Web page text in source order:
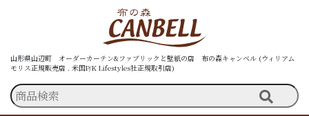
山形県山辺町 オーダーカーテン&ファブリックと壁紙の店 布の森キャンベル (ウィリアム
モリス正規販売店 . 米国P/K Lifestyles社正規取引店)